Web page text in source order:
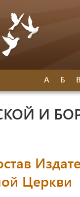
А Б
И
Церкви